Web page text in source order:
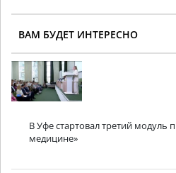
ВАМ БУДЕТ ИНТЕРЕСНО
В Уфе стартовал третий модуль
медицине»